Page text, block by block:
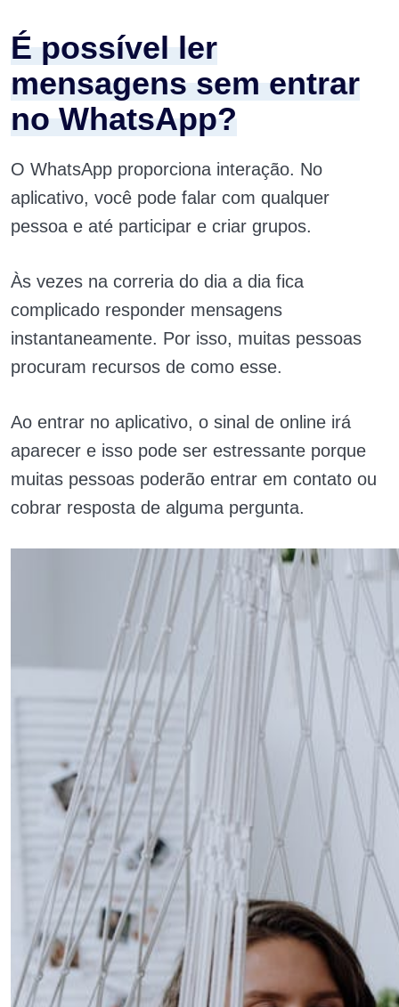
É possível ler
mensagens sem entrar
no WhatsApp?
O WhatsApp proporciona interação. No
aplicativo, você pode falar com qualquer
pessoa e até participar e criar grupos.
Às vezes na correria do dia a dia fica
complicado responder mensagens
instantaneamente. Por isso, muitas pessoas
procuram recursos de como esse.
Ao entrar no aplicativo, o sinal de online irá
aparecer e isso pode ser estressante porque
muitas pessoas poderão entrar em contato ou
cobrar resposta de alguma pergunta.